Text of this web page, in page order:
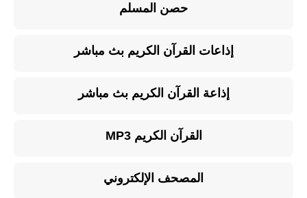
حصن المسلم
إذاعات القرآن الكريم بث مباشر
إذاعة القرآن الكريم بث مباشر
القرآن الكريم MP3
المصحف الإلكتروني